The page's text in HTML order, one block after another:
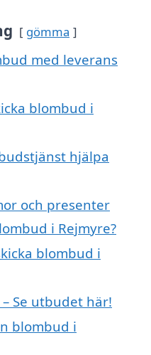
gömma
med leverans
blombud i
hjälpa
och presenter
i Rejmyre?
blombud i
Se utbudet här!
blombud i